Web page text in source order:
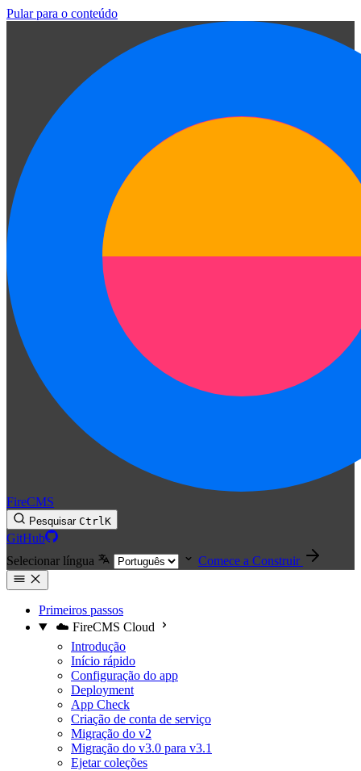
Pular para o conteúdo
FireCMS
Pesquisar CtrlK
GitHub
Selecionar língua
Comece a Construir
Primeiros passos
☁️ FireCMS Cloud
Introdução
Início rápido
Configuração do app
Deployment
App Check
Criação de conta de serviço
Migração do v2
Migração do v3.0 para v3.1
Ejetar coleções